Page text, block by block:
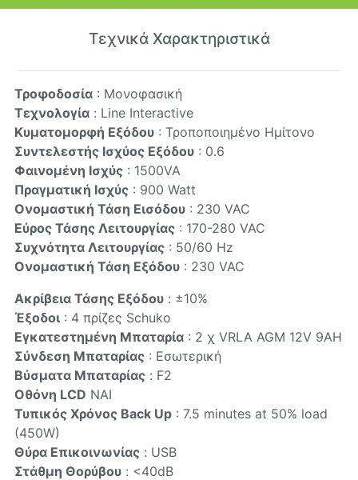
Τεχνικά Χαρακτηριστικά
Τροφοδοσία : Μονοφασική
Τεχνολογία : Line Interactive
Κυματομορφή Εξόδου : Τροποποιημένο Ημίτονο
Συντελεστής Ισχύος Εξόδου : 0.6
Φαινομένη Ισχύς : 1500VA
Πραγματική Ισχύς : 900 Watt
Ονομαστική Τάση Εισόδου : 230 VAC
Εύρος Τάσης Λειτουργίας : 170-280 VAC
Συχνότητα Λειτουργίας : 50/60 Hz
Ονομαστική Τάση Εξόδου : 230 VAC
Ακρίβεια Τάσης Εξόδου : ±10%
Έξοδοι : 4 πρίζες Schuko
Εγκατεστημένη Μπαταρία : 2 χ VRLA AGM 12V 9AH
Σύνδεση Μπαταρίας : Εσωτερική
Βύσματα Μπαταρίας : F2
Οθόνη LCD NAI
Τυπικός Χρόνος Back Up : 7.5 minutes at 50% load
(450W)
Θύρα Επικοινωνίας : USB
Στάθμη Θορύβου : <40dB